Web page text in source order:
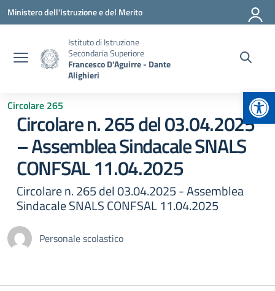
Vai ai contenuti
Vai al menu di navigazione
Vai al footer
Ministero dell'Istruzione e del Merito
Istituto di Istruzione
Secondaria Superiore
Francesco D'Aguirre - Dante
Alighieri
Circolare 265
Circolare n. 265 del 03.04.2025
– Assemblea Sindacale SNALS
CONFSAL 11.04.2025
Circolare n. 265 del 03.04.2025 - Assemblea
Sindacale SNALS CONFSAL 11.04.2025
Personale scolastico